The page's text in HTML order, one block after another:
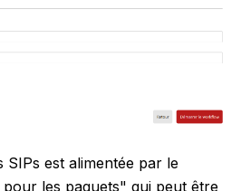
SIPs est alimentée par le
les paquets" qui peut être